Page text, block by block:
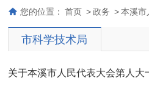
您的位置： 首页 > 政务 > 本溪市
市科学技术局
关于本溪市人民代表大会第人大